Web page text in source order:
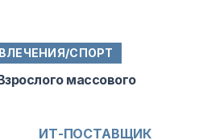
СПОРТ
массового
ИТ-ПОСТАВЩИК